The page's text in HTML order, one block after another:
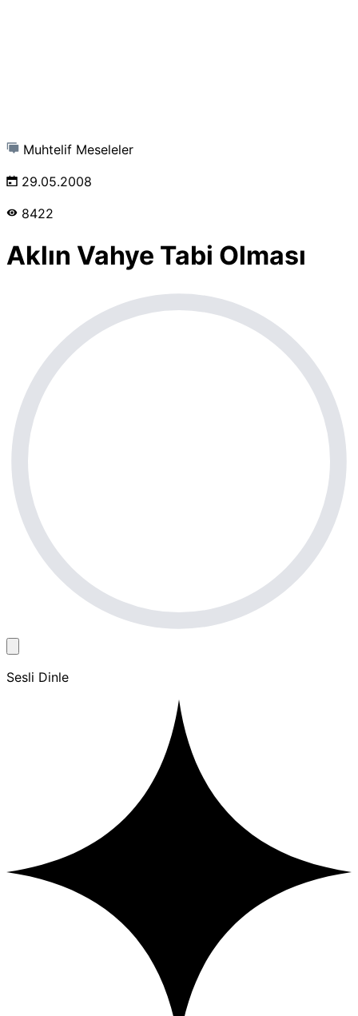
Muhtelif Meseleler
29.05.2008
8422
Aklın Vahye Tabi Olması
Sesli Dinle